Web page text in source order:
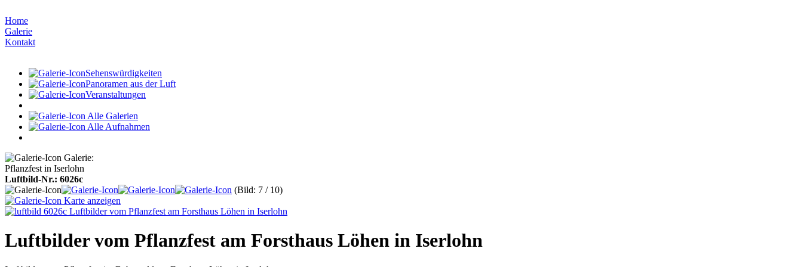
Home
Galerie
Kontakt
Sehenswürdigkeiten
Panoramen aus der Luft
Veranstaltungen
Alle Galerien
Alle Aufnahmen
Galerie:
Pflanzfest in Iserlohn
Luftbild-Nr.: 6026c
(Bild: 7 / 10)
Karte anzeigen
Luftbilder vom Pflanzfest am Forsthaus Löhen in Iserlohn